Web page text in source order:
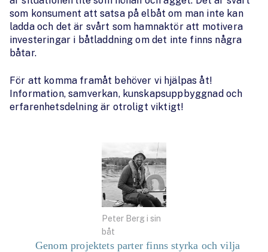
som konsument att satsa på elbåt om man inte kan
ladda och det är svårt som hamnaktör att motivera
investeringar i båtladdning om det inte finns några
båtar.
För att komma framåt behöver vi hjälpas åt!
Information, samverkan, kunskapsuppbyggnad och
erfarenhetsdelning är otroligt viktigt!
Peter Berg i sin
båt
Genom projektets parter finns styrka och vilja